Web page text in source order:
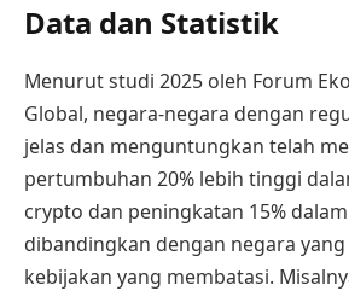
Data dan Statistik
Menurut studi 2025 oleh Forum
Global, negara-negara dengan
jelas dan menguntungkan telah
pertumbuhan 20% lebih tinggi
crypto dan peningkatan 15%
dibandingkan dengan negara
kebijakan yang membatasi.